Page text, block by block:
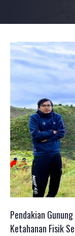
Pendakian
Ketahanan Fisik